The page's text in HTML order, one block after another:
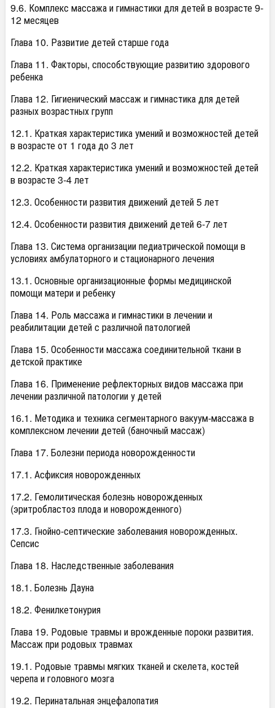
9.6. Комплекс массажа и гимнастики для детей в возрасте 9-
12 месяцев
Глава 10. Развитие детей старше года
Глава 11. Факторы, способствующие развитию здорового
ребенка
Глава 12. Гигиенический массаж и гимнастика для детей
разных возрастных групп
12.1. Краткая характеристика умений и возможностей детей
в возрасте от 1 года до 3 лет
12.2. Краткая характеристика умений и возможностей детей
в возрасте 3-4 лет
12.3. Особенности развития движений детей 5 лет
12.4. Особенности развития движений детей 6-7 лет
Глава 13. Система организации педиатрической помощи в
условиях амбулаторного и стационарного лечения
13.1. Основные организационные формы медицинской
помощи матери и ребенку
Глава 14. Роль массажа и гимнастики в лечении и
реабилитации детей с различной патологией
Глава 15. Особенности массажа соединительной ткани в
детской практике
Глава 16. Применение рефлекторных видов массажа при
лечении различной патологии у детей
16.1. Методика и техника сегментарного вакуум-массажа в
комплексном лечении детей (баночный массаж)
Глава 17. Болезни периода новорожденности
17.1. Асфиксия новорожденных
17.2. Гемолитическая болезнь новорожденных
(эритробластоз плода и новорожденного)
17.3. Гнойно-септические заболевания новорожденных.
Сепсис
Глава 18. Наследственные заболевания
18.1. Болезнь Дауна
18.2. Фенилкетонурия
Глава 19. Родовые травмы и врожденные пороки развития.
Массаж при родовых травмах
19.1. Родовые травмы мягких тканей и скелета, костей
черепа и головного мозга
19.2. Перинатальная энцефалопатия